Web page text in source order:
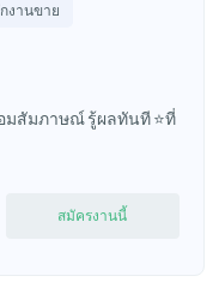
งานขาย
มสัมภาษณ์ รู้ผลทันที ⭐️ที่
สมัครงานนี้